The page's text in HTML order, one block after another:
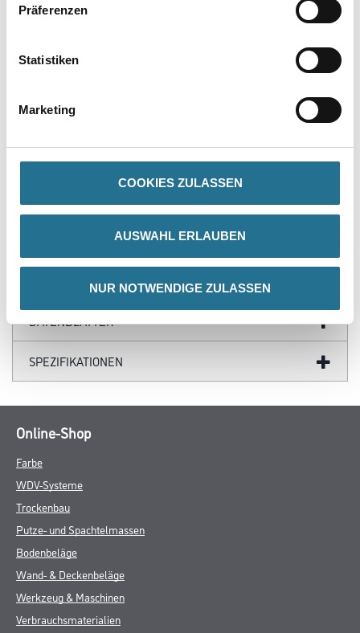
Präferenzen
Statistiken
Marketing
COOKIES ZULASSEN
AUSWAHL ERLAUBEN
NUR NOTWENDIGE ZULASSEN
PRODUKTEIGENSCHAFTEN
- Lösemittelfrei, weichmacherfrei
- Frei von foggingaktiven Substanzen
- Wasserverdünnbar, umweltschonend und geruchsarm
- sd-Wert < 0,1 m
- Leicht zu verarbeiten
Untere Temperaturgrenze bei der Verarbeitung und Trocknung: +5
°C für Umluft und Untergrund.
Siehe TI
Verbrauch
Ca. 140 ml/m² pro Arbeitsgang auf glattem Untergrund. Auf rauen
Probebeschichtung ermitteln.
ZUSATZINFOS